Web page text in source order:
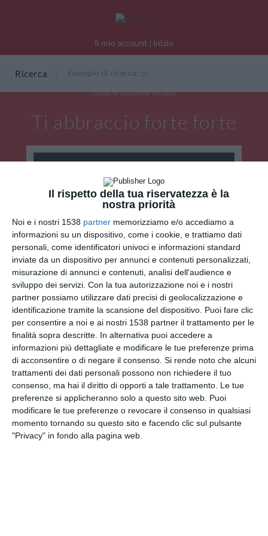
Il rispetto della tua riservatezza è la
nostra priorità
Noi e i nostri 1538 partner memorizziamo e/o accediamo a
informazioni su un dispositivo, come i cookie, e trattiamo dati
personali, come identificatori univoci e informazioni standard
inviate da un dispositivo per annunci e contenuti personalizzati,
misurazione di annunci e contenuti, analisi dell'audience e
sviluppo dei servizi. Con la tua autorizzazione noi e i nostri
partner possiamo utilizzare dati precisi di geolocalizzazione e
identificazione tramite la scansione del dispositivo. Puoi fare clic
per consentire a noi e ai nostri 1538 partner il trattamento per le
finalità sopra descritte. In alternativa puoi accedere a
informazioni più dettagliate e modificare le tue preferenze prima
di acconsentire o di negare il consenso. Si rende noto che alcuni
trattamenti dei dati personali possono non richiedere il tuo
consenso, ma hai il diritto di opporti a tale trattamento. Le tue
preferenze si applicheranno solo a questo sito web. Puoi
modificare le tue preferenze o revocare il consenso in qualsiasi
momento tornando su questo sito e facendo clic sul pulsante
"Privacy" in fondo alla pagina web.
Il mio account | Inizio
Ricerca
Tutte le cartoline virtuali
Ti abbraccio forte forte
INVIA QUESTA CARTOLINA
via Email(GRATUITO)
CONDIVIDI QUESTA
CARTOLINA
Facebook, Twitter, WhatsApp, ...
VEDI ALTRE CARTOLINE DI